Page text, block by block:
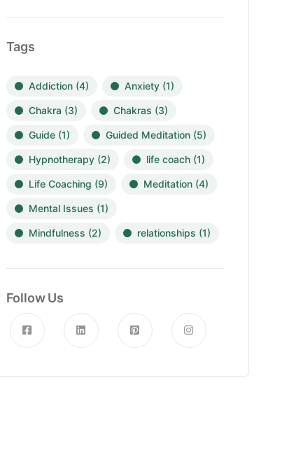
Tags
Addiction(4) Anxiety(1)
Chakra (3) Chakras (3)
Guide(1) Guided Meditation(5)
Hypnotherapy(2) life coach(1)
Life Coaching (9) Meditation(4)
Mental Issues (1)
Mindfulness (2) relationships (1)
Follow Us